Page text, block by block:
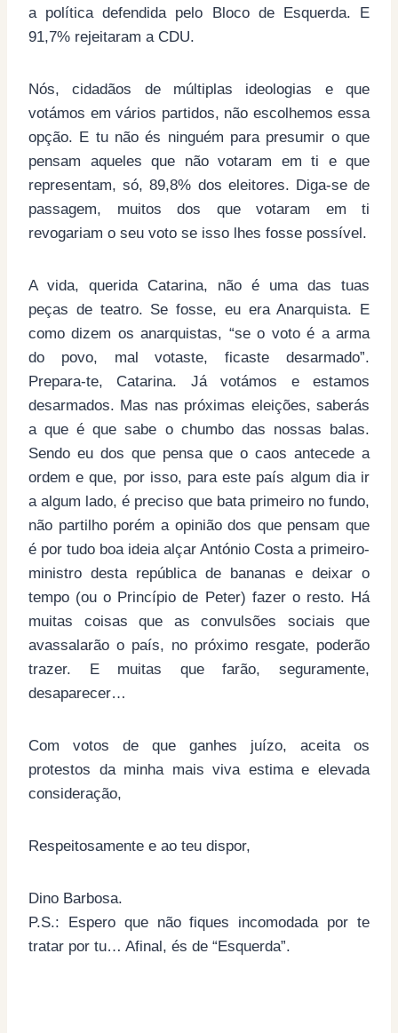
a política defendida pelo Bloco de Esquerda. E
91,7% rejeitaram a CDU.
Nós, cidadãos de múltiplas ideologias e que
votámos em vários partidos, não escolhemos essa
opção. E tu não és ninguém para presumir o que
pensam aqueles que não votaram em ti e que
representam, só, 89,8% dos eleitores. Diga-se de
passagem, muitos dos que votaram em ti
revogariam o seu voto se isso lhes fosse possível.
A vida, querida Catarina, não é uma das tuas
peças de teatro. Se fosse, eu era Anarquista. E
como dizem os anarquistas, “se o voto é a arma
do povo, mal votaste, ficaste desarmado”.
Prepara-te, Catarina. Já votámos e estamos
desarmados. Mas nas próximas eleições, saberás
a que é que sabe o chumbo das nossas balas.
Sendo eu dos que pensa que o caos antecede a
ordem e que, por isso, para este país algum dia ir
a algum lado, é preciso que bata primeiro no fundo,
não partilho porém a opinião dos que pensam que
é por tudo boa ideia alçar António Costa a primeiro-
ministro desta república de bananas e deixar o
tempo (ou o Princípio de Peter) fazer o resto. Há
muitas coisas que as convulsões sociais que
avassalarão o país, no próximo resgate, poderão
trazer. E muitas que farão, seguramente,
desaparecer…
Com votos de que ganhes juízo, aceita os
protestos da minha mais viva estima e elevada
consideração,
Respeitosamente e ao teu dispor,
Dino Barbosa.
P.S.: Espero que não fiques incomodada por te
tratar por tu… Afinal, és de “Esquerda”.